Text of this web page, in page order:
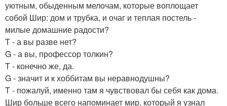
уютным, обыденным мелочам, которые воплощает
собой Шир: дом и трубка, и очаг и теплая постель -
милые домашние радости?
T - а вы разве нет?
G - а вы, профессор толкин?
T - конечно же, да.
G - значит и к хоббитам вы неравнодушны?
T - пожалуй, именно там я чувствовал бы себя как дома.
Шир больше всего напоминает мир, который я узнал